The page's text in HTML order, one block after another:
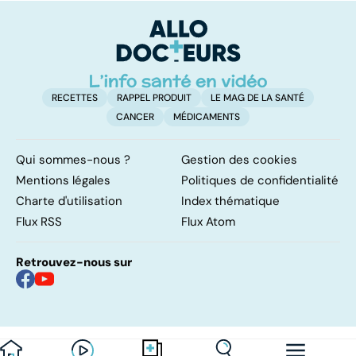
d'angine ?
RECETTES RAPPEL PRODUIT
LE MAG DE LA SANTÉ
CANCER
MÉDICAMENTS
Qui sommes-nous ?
Gestion des cookies
Mentions légales
Politiques de confidentialité
Charte d'utilisation
Index thématique
Flux RSS
Flux Atom
Retrouvez-nous sur